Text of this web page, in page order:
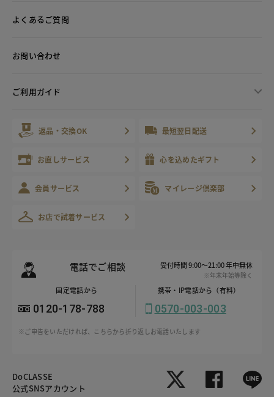
よくあるご質問
お問い合わせ
ご利用ガイド
返品・交換OK 最短翌日配送
お直しサービス 心を込めたギフト
会員サービス マイレージ倶楽部
お店で試着サービス
電話でご相談 受付時間 9:00～21:00 年中無休
※年末年始等除く
固定電話から
0120-178-788
携帯・IP電話から（有料）
0570-003-003
※ご申告をいただければ、こちらから折り返しお電話いたします
DoCLASSE
公式SNSアカウント